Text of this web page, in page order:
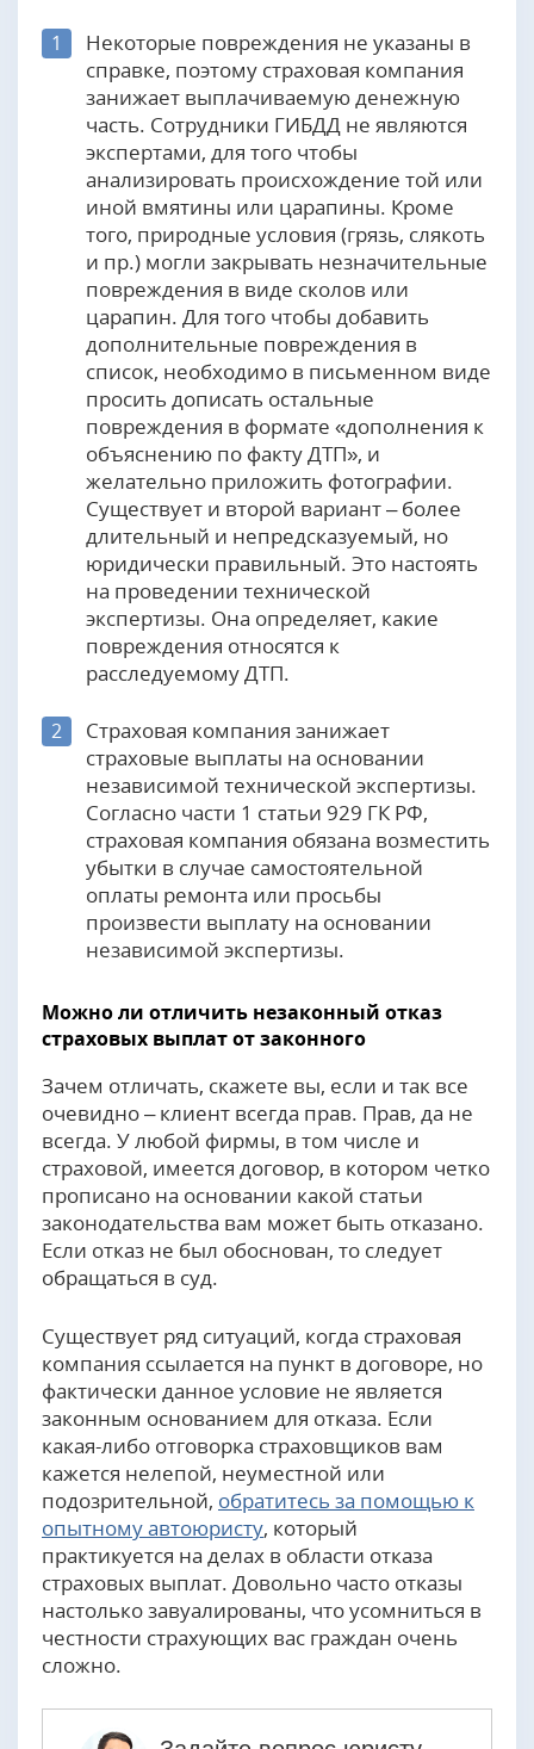
1
Некоторые повреждения не указаны в
справке, поэтому страховая компания
занижает выплачиваемую денежную
часть. Сотрудники ГИБДД не являются
экспертами, для того чтобы
анализировать происхождение той или
иной вмятины или царапины. Кроме
того, природные условия (грязь, слякоть
и пр.) могли закрывать незначительные
повреждения в виде сколов или
царапин. Для того чтобы добавить
дополнительные повреждения в
список, необходимо в письменном виде
просить дописать остальные
повреждения в формате «дополнения к
объяснению по факту ДТП», и
желательно приложить фотографии.
Существует и второй вариант – более
длительный и непредсказуемый, но
юридически правильный. Это настоять
на проведении технической
экспертизы. Она определяет, какие
повреждения относятся к
расследуемому ДТП.
2
Страховая компания занижает
страховые выплаты на основании
независимой технической экспертизы.
Согласно части 1 статьи 929 ГК РФ,
страховая компания обязана возместить
убытки в случае самостоятельной
оплаты ремонта или просьбы
произвести выплату на основании
независимой экспертизы.
Можно ли отличить незаконный отказ
страховых выплат от законного
Зачем отличать, скажете вы, если и так все
очевидно – клиент всегда прав. Прав, да не
всегда. У любой фирмы, в том числе и
страховой, имеется договор, в котором четко
прописано на основании какой статьи
законодательства вам может быть отказано.
Если отказ не был обоснован, то следует
обращаться в суд.
Существует ряд ситуаций, когда страховая
компания ссылается на пункт в договоре, но
фактически данное условие не является
законным основанием для отказа. Если
какая-либо отговорка страховщиков вам
кажется нелепой, неуместной или
подозрительной, обратитесь за помощью к
опытному автоюристу, который
практикуется на делах в области отказа
страховых выплат. Довольно часто отказы
настолько завуалированы, что усомниться в
честности страхующих вас граждан очень
сложно.